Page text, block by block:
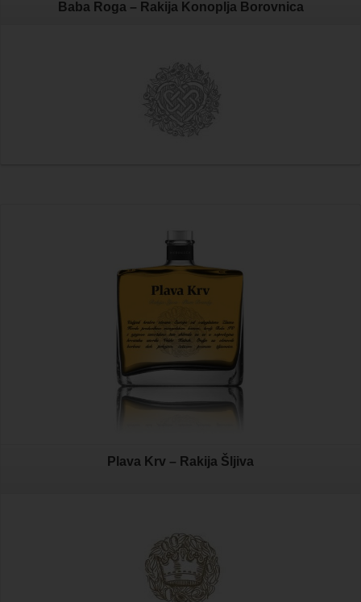
Baba Roga – Rakija Konoplja Borovnica
Plava Krv – Rakija Šljiva